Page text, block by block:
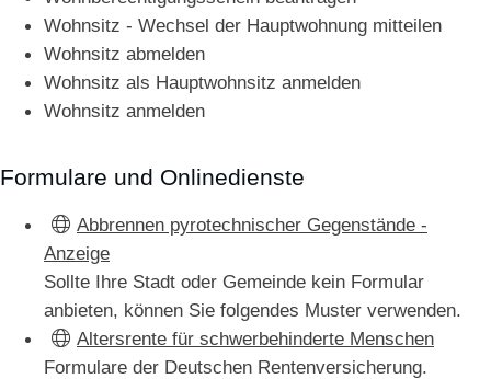
Wohnsitz - Wechsel der Hauptwohnung mitteilen
Wohnsitz abmelden
Wohnsitz als Hauptwohnsitz anmelden
Wohnsitz anmelden
Formulare und Onlinedienste
Abbrennen pyrotechnischer Gegenstände -
Anzeige
Sollte Ihre Stadt oder Gemeinde kein Formular
anbieten, können Sie folgendes Muster verwenden.
Altersrente für schwerbehinderte Menschen
Formulare der Deutschen Rentenversicherung.